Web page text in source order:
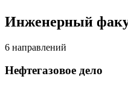
Инженерный
6 направлений
Нефтегазовое дело